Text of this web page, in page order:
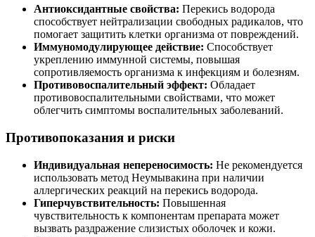
Антиоксидантные свойства: Перекись водорода
способствует нейтрализации свободных радикалов, что
помогает защитить клетки организма от повреждений.
Иммуномодулирующее действие: Способствует
укреплению иммунной системы, повышая
сопротивляемость организма к инфекциям и болезням.
Противовоспалительный эффект: Обладает
противовоспалительными свойствами, что может
облегчить симптомы воспалительных заболеваний.
Противопоказания и риски
Индивидуальная непереносимость: Не рекомендуется
использовать метод Неумывакина при наличии
аллергических реакций на перекись водорода.
Гиперчувствительность: Повышенная
чувствительность к компонентам препарата может
вызвать раздражение слизистых оболочек и кожи.